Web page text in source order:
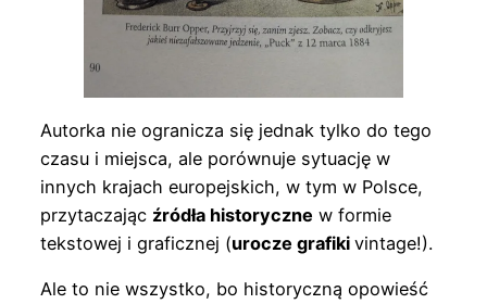
Autorka nie ogranicza się jednak tylko do tego
czasu i miejsca, ale porównuje sytuację w
innych krajach europejskich, w tym w Polsce,
przytaczając źródła historyczne w formie
tekstowej i graficznej (urocze grafiki vintage!).
Ale to nie wszystko, bo historyczną opowieść